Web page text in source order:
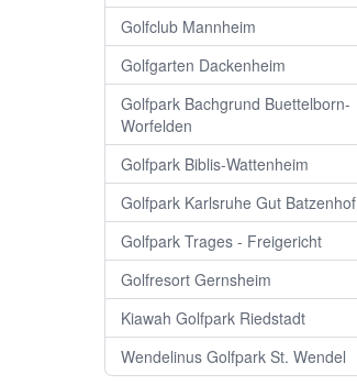
Golfclub Mannheim
Golfgarten Dackenheim
Golfpark Bachgrund Buettelborn-
Worfelden
Golfpark Biblis-Wattenheim
Golfpark Karlsruhe Gut Batzenhof
Golfpark Trages - Freigericht
Golfresort Gernsheim
Kiawah Golfpark Riedstadt
Wendelinus Golfpark St. Wendel